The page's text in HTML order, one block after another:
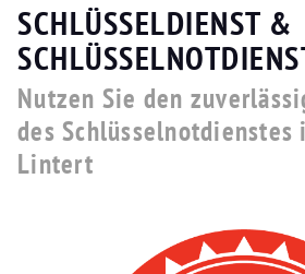
SCHLÜSSELDIENST &
Nutzen Sie den
des Schlüsselnotdienstes
Lintert